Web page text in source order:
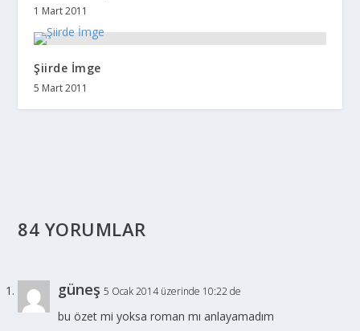
1 Mart 2011
Şiirde İmge
5 Mart 2011
84 YORUMLAR
güneş 5 Ocak 2014 üzerinde 10:22 de
bu özet mi yoksa roman mı anlayamadım